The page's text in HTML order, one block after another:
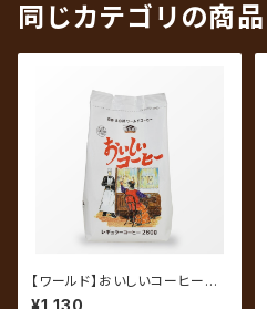
同じカテゴリの商品
【ワールド】おいしいコーヒー 2
60g（中挽き）
¥1,130